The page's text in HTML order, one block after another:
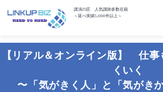
講演の匠 人気講師多数在籍
～延べ実績5,000件以上～
【リアル＆オンライン版】 仕事
くいく
〜「気がきく人」と「気がき